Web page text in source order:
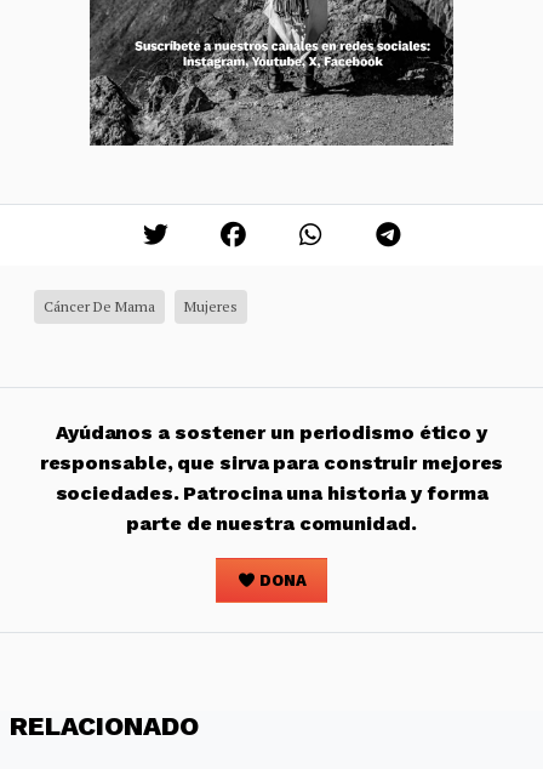
Cáncer De Mama Mujeres
Ayúdanos a sostener un periodismo ético y
responsable, que sirva para construir mejores
sociedades. Patrocina una historia y forma
parte de nuestra comunidad.
DONA
RELACIONADO